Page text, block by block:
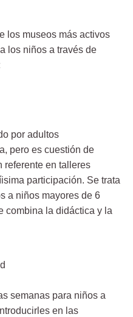
los museos más activos
los niños a través de
por adultos
pero es cuestión de
referente en talleres
participación. Se trata
a niños mayores de 6
combina la didáctica y la
semanas para niños a
en las